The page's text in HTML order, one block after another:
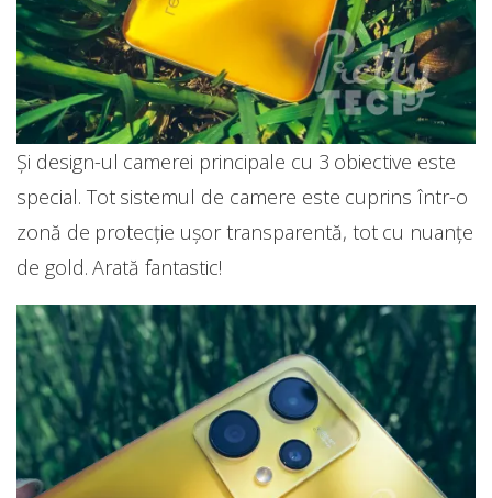
Și design-ul camerei principale cu 3 obiective este
special. Tot sistemul de camere este cuprins într-o
zonă de protecție ușor transparentă, tot cu nuanțe
de gold. Arată fantastic!